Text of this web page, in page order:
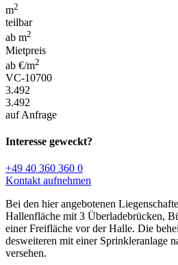
m2
teilbar
ab m2
Mietpreis
ab €/m2
VC-10700
3.492
3.492
auf Anfrage
Interesse geweckt?
+49 40 360 360 0
Kontakt aufnehmen
Bei den hier angebotenen
Hallenfläche mit 3 Überladebrücken,
einer Freifläche vor der Halle. Die
desweiteren mit einer Sprinkleranlage
versehen.